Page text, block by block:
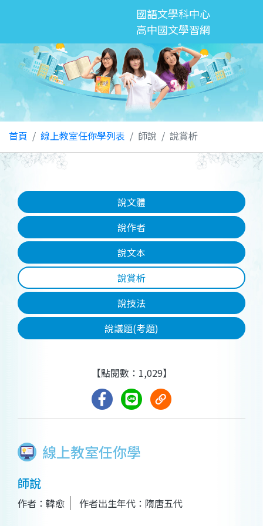
國語文學科中心
高中國文學習網
首頁 線上教室任你學列表 師說 說賞析
說文體
說作者
說文本
說賞析
說技法
說議題(考題)
【點閱數：1,029】
線上教室任你學
師說
作者：韓愈 作者出生年代：隋唐五代